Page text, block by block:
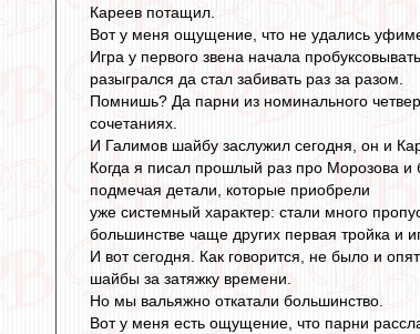
Кареев потащил.
Вот у меня ощущение, что не удались
Игра у первого звена начала
разыгрался да стал забивать раз за разом.
Помнишь? Да парни из номинального
сочетаниях.
И Галимов шайбу заслужил сегодня, он и
Когда я писал прошлый раз про Морозова и
подмечая детали, которые приобрели
уже системный характер: стали много
большинстве чаще других первая тройка и
И вот сегодня. Как говорится, не было и
шайбы за затяжку времени.
Но мы вальяжно откатали большинство.
Вот у меня есть ощущение, что парни